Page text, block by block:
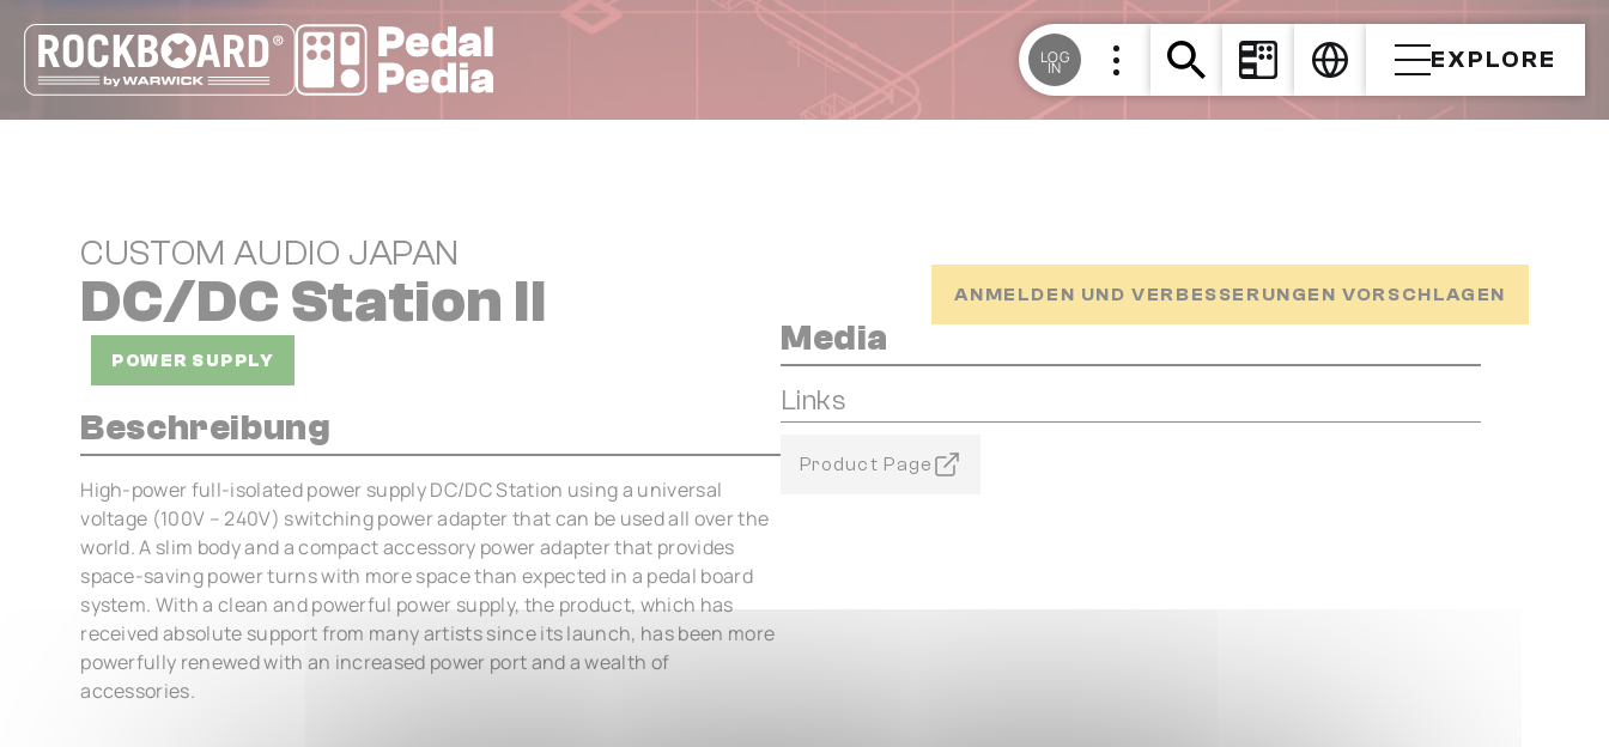
LOG
IN EXPLORE
CUSTOM AUDIO JAPAN
DC/DC Station II ANMELDEN UND VERBESSERUNGEN VORSCHLAGEN
POWER SUPPLY
Beschreibung
High-power full-isolated power supply DC/DC Station using a universal
voltage (100V – 240V) switching power adapter that can be used all over the
world. A slim body and a compact accessory power adapter that provides
space-saving power turns with more space than expected in a pedal board
system. With a clean and powerful power supply, the product, which has
received absolute support from many artists since its launch, has been more
powerfully renewed with an increased power port and a wealth of
accessories.
Media
Links
Product Page